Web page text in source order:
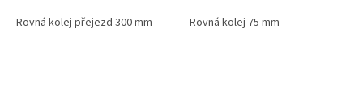
Rovná kolej přejezd 300 mm Rovná kolej 75 mm